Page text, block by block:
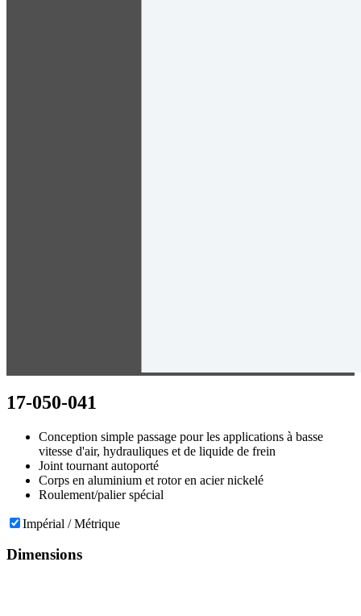
17-050-041
Conception simple passage pour les applications à basse
vitesse d'air, hydrauliques et de liquide de frein
Joint tournant autoporté
Corps en aluminium et rotor en acier nickelé
Roulement/palier spécial
Impérial / Métrique
Dimensions